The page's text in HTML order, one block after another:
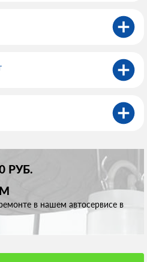
РУБ.
в нашем автосервисе в